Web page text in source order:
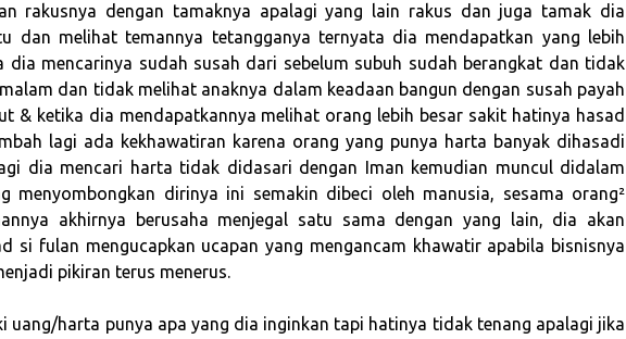
rakusnya dengan tamaknya apalagi yang lain rakus dan juga tamak dia
dan melihat temannya tetangganya ternyata dia mendapatkan yang lebih
dia mencarinya sudah susah dari sebelum subuh sudah berangkat dan tidak
dan tidak melihat anaknya dalam keadaan bangun dengan susah payah
& ketika dia mendapatkannya melihat orang lebih besar sakit hatinya hasad
lagi ada kekhawatiran karena orang yang punya harta banyak dihasadi
dia mencari harta tidak didasari dengan Iman kemudian muncul didalam
menyombongkan dirinya ini semakin dibeci oleh manusia, sesama orang²
akhirnya berusaha menjegal satu sama dengan yang lain, dia akan
si fulan mengucapkan ucapan yang mengancam khawatir apabila bisnisnya
pikiran terus menerus.
uang/harta punya apa yang dia inginkan tapi hatinya tidak tenang apalagi jika